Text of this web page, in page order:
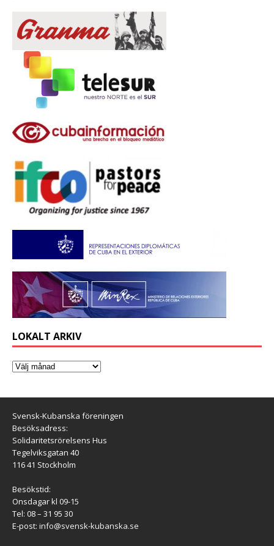
LOKALT ARKIV
Svensk-Kubanska föreningen
Besöksadress:
Solidaritetsrörelsens Hus
Tegelviksgatan 40
116 41 Stockholm
Besökstid:
Onsdagar kl 09-15
Tel: 08 – 31 95 30
E-post: info@svensk-kubanska.se